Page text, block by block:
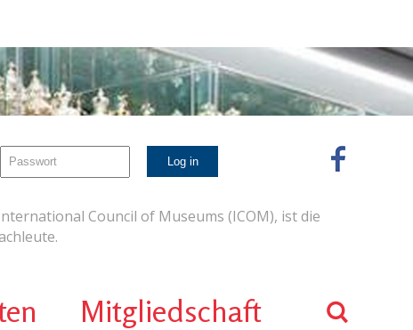
Council of Museums (ICOM), ist die
Mitgliedschaft